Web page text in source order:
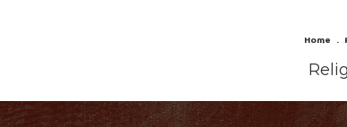
Home .